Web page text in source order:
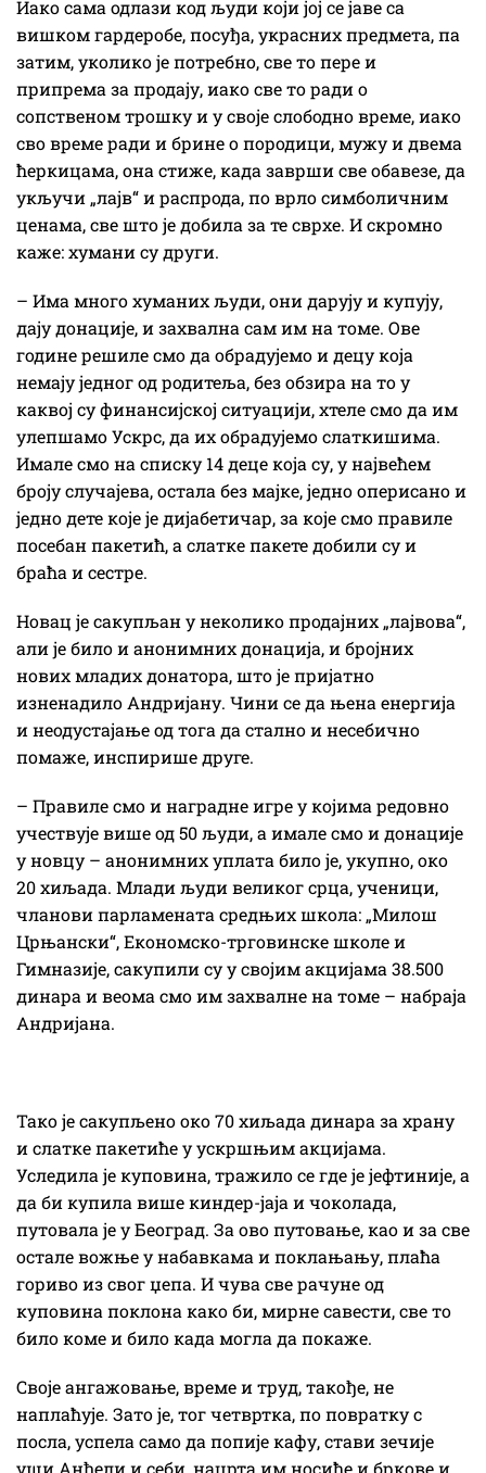
Иако сама одлази код људи који јој се јаве са
вишком гардеробе, посуђа, украсних предмета, па
затим, уколико је потребно, све то пере и
припрема за продају, иако све то ради о
сопственом трошку и у своје слободно време, иако
сво време ради и брине о породици, мужу и двема
ћеркицама, она стиже, када заврши све обавезе, да
укључи „лајв“ и распрода, по врло симболичним
ценама, све што је добила за те сврхе. И скромно
каже: хумани су други.
– Има много хуманих људи, они дарују и купују,
дају донације, и захвална сам им на томе. Ове
године решиле смо да обрадујемо и децу која
немају једног од родитеља, без обзира на то у
каквој су финансијској ситуацији, хтеле смо да им
улепшамо Ускрс, да их обрадујемо слаткишима.
Имале смо на списку 14 деце која су, у највећем
броју случајева, остала без мајке, једно оперисано и
једно дете које је дијабетичар, за које смо правиле
посебан пакетић, а слатке пакете добили су и
браћа и сестре.
Новац је сакупљан у неколико продајних „лајвова“,
али је било и анонимних донација, и бројних
нових младих донатора, што је пријатно
изненадило Андријану. Чини се да њена енергија
и неодустајање од тога да стално и несебично
помаже, инспирише друге.
– Правиле смо и наградне игре у којима редовно
учествује више од 50 људи, а имале смо и донације
у новцу – анонимних уплата било је, укупно, око
20 хиљада. Млади људи великог срца, ученици,
чланови парламената средњих школа: „Милош
Црњански“, Економско-трговинске школе и
Гимназије, сакупили су у својим акцијама 38.500
динара и веома смо им захвалне на томе – набраја
Андријана.
Тако је сакупљено око 70 хиљада динара за храну
и слатке пакетиће у ускршњим акцијама.
Уследила је куповина, тражило се где је јефтиније, а
да би купила више киндер-јаја и чоколада,
путовала је у Београд. За ово путовање, као и за све
остале вожње у набавкама и поклањању, плаћа
гориво из свог џепа. И чува све рачуне од
куповина поклона како би, мирне савести, све то
било коме и било када могла да покаже.
Своје ангажовање, време и труд, такође, не
наплаћује. Зато је, тог четвртка, по повратку с
посла, успела само да попије кафу, стави зечије
уши Анђели и себи, нацрта им носиће и бркове и